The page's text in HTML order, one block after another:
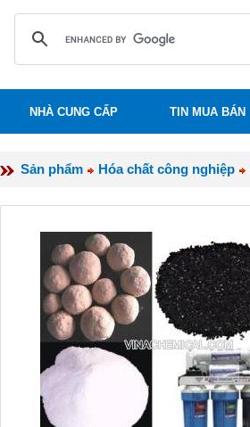
NHÀ CUNG CẤP TIN MUA BÁN
Sản phẩm Hóa chất công nghiệp